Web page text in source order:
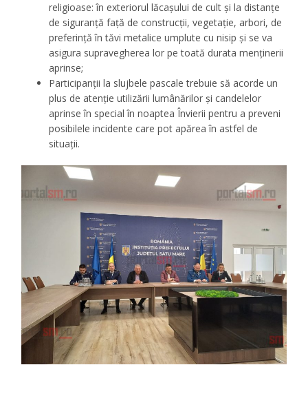
religioase: în exteriorul lăcașului de cult și la distanțe
de siguranță față de construcții, vegetație, arbori, de
preferință în tăvi metalice umplute cu nisip și se va
asigura supravegherea lor pe toată durata menținerii
aprinse;
Participanții la slujbele pascale trebuie să acorde un
plus de atenție utilizării lumânărilor și candelelor
aprinse în special în noaptea Învierii pentru a preveni
posibilele incidente care pot apărea în astfel de
situații.